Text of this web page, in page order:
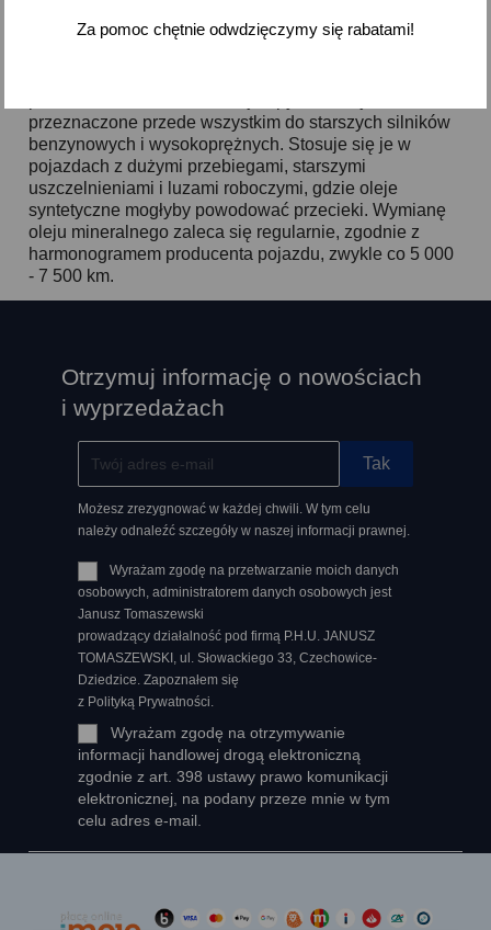
Powrót do góry
przeznaczone przede wszystkim do starszych silników
benzynowych i wysokoprężnych. Stosuje się je w
pojazdach z dużymi przebiegami, starszymi
uszczelnieniami i luzami roboczymi, gdzie oleje
syntetyczne mogłyby powodować przecieki. Wymianę
oleju mineralnego zaleca się regularnie, zgodnie z
harmonogramem producenta pojazdu, zwykle co 5 000
- 7 500 km.
Otrzymuj informację o nowościach
i wyprzedażach
Możesz zrezygnować w każdej chwili. W tym celu
należy odnaleźć szczegóły w naszej informacji prawnej.
Wyrażam zgodę na przetwarzanie moich danych
osobowych, administratorem danych osobowych jest
Janusz Tomaszewski
prowadzący działalność pod firmą P.H.U. JANUSZ
TOMASZEWSKI, ul. Słowackiego 33, Czechowice-
Dziedzice. Zapoznałem się
z Polityką Prywatności.
Wyrażam zgodę na otrzymywanie
informacji handlowej drogą elektroniczną
zgodnie z art. 398 ustawy prawo komunikacji
elektronicznej, na podany przeze mnie w tym
celu adres e-mail.
Za pomoc chętnie odwdzięczymy się rabatami!